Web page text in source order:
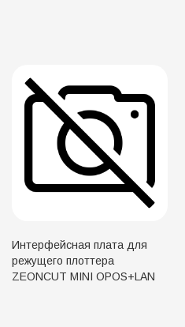
Интерфейсная плата для
режущего плоттера
ZEONCUT MINI OPOS+LAN